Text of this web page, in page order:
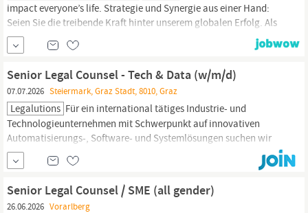
impact everyone’s life. Strategie und Synergie aus einer Hand:
Seien Sie die treibende Kraft hinter unserem globalen Erfolg. Als
Legal
Counsel in unserem Corporate-Functions-Team entwickeln
Sie Strategien, verfeinern Prozesse und setzen Initiativen um, die
unseren Unternehmenserfolg vorantreiben, und bilden somit das
Senior Legal Counsel - Tech & Data (w/m/d)
07.07.2026 Steiermark, Graz Stadt, 8010, Graz
Legalutions Für ein international tätiges Industrie- und
Technologieunternehmen mit Schwerpunkt auf innovativen
Automatisierungs-, Software- und Systemlösungen suchen wir
zum nächstmöglichen Zeitpunkt eine(n) erfahrene(n) Senior
Legal
Counsel – Tech & Data (w/m/d). Unser Mandant ist eine
etablierte, nachhaltig ausgerichtete Unternehmensgruppe mit
globaler...
Senior Legal Counsel / SME (all gender)
26.06.2026 Vorarlberg